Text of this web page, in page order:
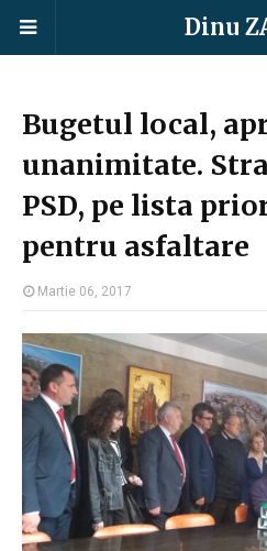
Dinu
Bugetul local,
unanimitate.
PSD, pe lista
pentru asfaltare
Martie 06, 2017